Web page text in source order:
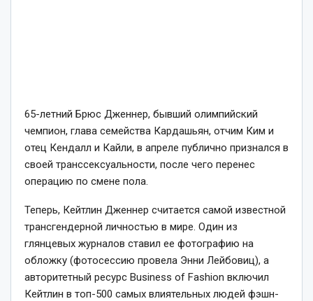
65-летний Брюс Дженнер, бывший олимпийский
чемпион, глава семейства Кардашьян, отчим Ким и
отец Кендалл и Кайли, в апреле публично признался в
своей транссексуальности, после чего перенес
операцию по смене пола.
Теперь, Кейтлин Дженнер считается самой известной
трансгендерной личностью в мире. Один из
глянцевых журналов ставил ее фотографию на
обложку (фотосессию провела Энни Лейбовиц), а
авторитетный ресурс Business of Fashion включил
Кейтлин в топ-500 самых влиятельных людей фэшн-